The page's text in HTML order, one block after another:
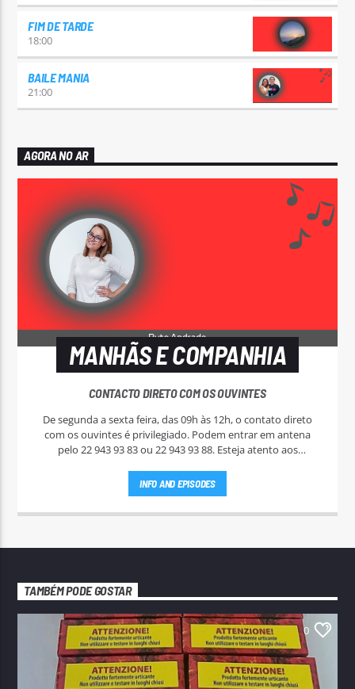
FIM DE TARDE
18:00
BAILE MANIA
21:00
AGORA NO AR
MANHÃS E COMPANHIA
CONTACTO DIRETO COM OS OUVINTES
De segunda a sexta feira, das 09h às 12h, o contato direto
com os ouvintes é privilegiado. Podem entrar em antena
pelo 22 943 93 83 ou 22 943 93 88. Esteja atento aos
INFO AND EPISODES
TAMBÉM PODE GOSTAR
0